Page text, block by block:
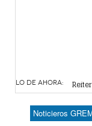
LO DE AHORA:
Por
Noticieros